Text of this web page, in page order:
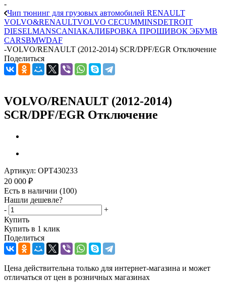
-
Чип тюнинг для грузовых автомобилей RENAULT
VOLVO&RENAULTVOLVO CECUMMINSDETROIT
DIESELMANSCANIAКАЛИБРОВКА ПРОШИВОК ЭБУMB
CARSBMWDAF
-VOLVO/RENAULT (2012-2014) SCR/DPF/EGR Отключение
Поделиться
VOLVO/RENAULT (2012-2014)
SCR/DPF/EGR Отключение
Артикул: OPT430233
20 000 ₽
Есть в наличии (100)
Нашли дешевле?
-
+
Купить
Купить в 1 клик
Поделиться
Цена действительна только для интернет-магазина и может
отличаться от цен в розничных магазинах